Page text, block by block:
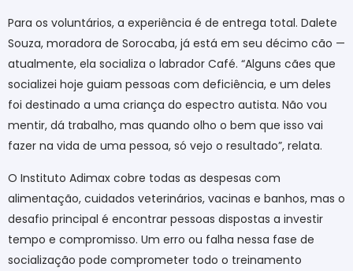
Para os voluntários, a experiência é de entrega total. Dalete
Souza, moradora de Sorocaba, já está em seu décimo cão —
atualmente, ela socializa o labrador Café. “Alguns cães que
socializei hoje guiam pessoas com deficiência, e um deles
foi destinado a uma criança do espectro autista. Não vou
mentir, dá trabalho, mas quando olho o bem que isso vai
fazer na vida de uma pessoa, só vejo o resultado”, relata.
O Instituto Adimax cobre todas as despesas com
alimentação, cuidados veterinários, vacinas e banhos, mas o
desafio principal é encontrar pessoas dispostas a investir
tempo e compromisso. Um erro ou falha nessa fase de
socialização pode comprometer todo o treinamento